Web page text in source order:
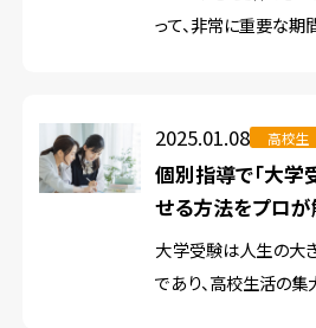
って、非常に重要な期
ます。 しかし、「どの
2025.01.08 高校生
個別指導で「大学
せる方法をプロが
大学受験は人生の大
であり、高校生活の集